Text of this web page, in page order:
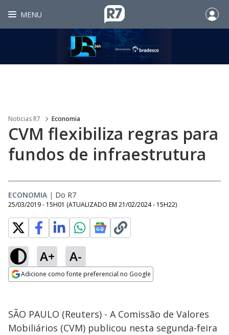
MENU
Noticias R7 Economia
CVM flexibiliza regras para
fundos de infraestrutura
ECONOMIA | Do R7
25/03/2019 - 15H01 (ATUALIZADO EM 21/02/2024 - 15H22)
A+ A-
Adicione como fonte preferencial no Google
SÃO PAULO (Reuters) - A Comissão de Valores
Mobiliários (CVM) publicou nesta segunda-feira